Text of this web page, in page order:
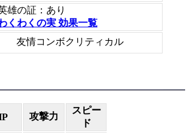
雄の証：あり
くわくの実 効果一覧
友情コンボクリティカル
攻撃力
スピー
ド